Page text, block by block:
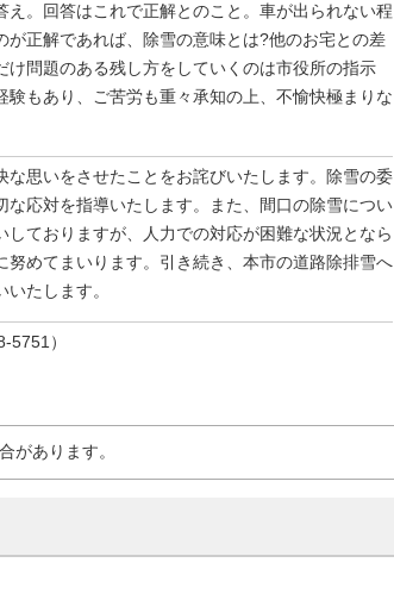
え。回答はこれで正解とのこと。車が出られない程
が正解であれば、除雪の意味とは?他のお宅との差
け問題のある残し方をしていくのは市役所の指示
験もあり、ご苦労も重々承知の上、不愉快極まりな
な思いをさせたことをお詫びいたします。除雪の委
な応対を指導いたします。また、間口の除雪につい
しておりますが、人力での対応が困難な状況となら
努めてまいります。引き続き、本市の道路除排雪へ
たします。
5751）
があります。